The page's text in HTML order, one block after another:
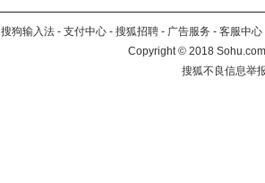
搜狗输入法 - 支付中心 - 搜狐招聘 - 广告服务 - 客服中心
Copyright©2018
搜狐不良信息举